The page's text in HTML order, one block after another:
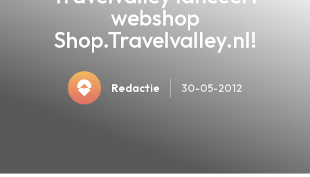
webshop
Shop.Travelvalley.nl!
Redactie 30-05-2012